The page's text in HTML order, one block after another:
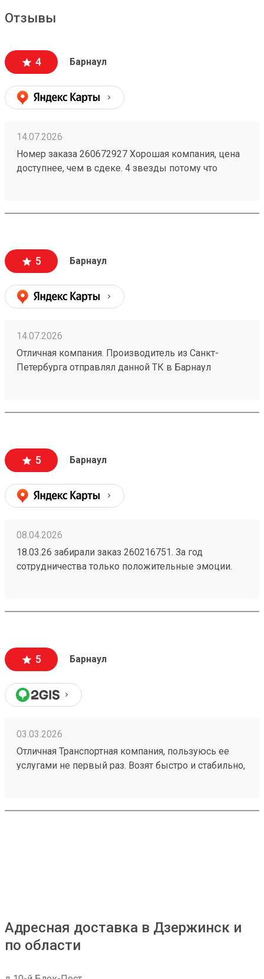
Отзывы
4 Барнаул
14.07.2026
Номер заказа 260672927 Хорошая компания, цена
доступнее, чем в сдеке. 4 звезды потому что
5 Барнаул
14.07.2026
Отличная компания. Производитель из Санкт-
Петербурга отправлял данной ТК в Барнаул
заказа №260626919. Пришли за неделю до адреса
стоимости. Упаковано надежно - товар обшит
деревянным щитом. Есть приложение и сайт, что
дальше. Жду заказ по доставке радиаторов из
Новосибирска.
5 Барнаул
08.04.2026
18.03.26 забирали заказ 260216751. За год
сотрудничества только положительные эмоции.
5 Барнаул
03.03.2026
Отличная Транспортная компания, пользуюсь ее
услугами не первый раз. Возят быстро и стабильно,
Адресная доставка в Дзержинск и
по области